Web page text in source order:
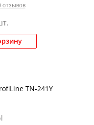
отзывов
TN-241Y